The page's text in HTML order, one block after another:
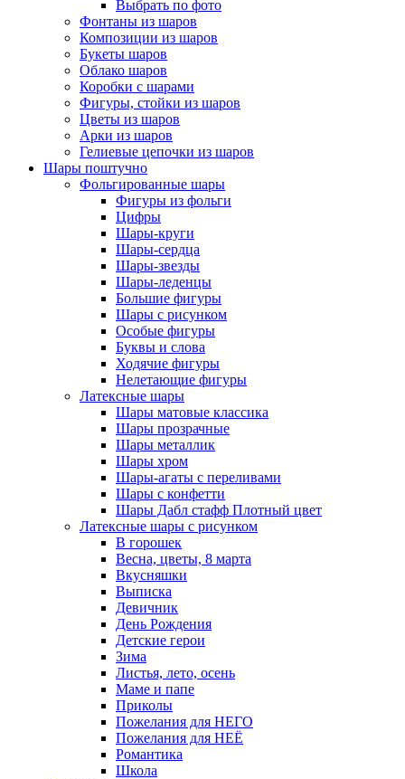
Выбрать по фото
Фонтаны из шаров
Композиции из шаров
Букеты шаров
Облако шаров
Коробки с шарами
Фигуры, стойки из шаров
Цветы из шаров
Арки из шаров
Гелиевые цепочки из шаров
Шары поштучно
Фольгированные шары
Фигуры из фольги
Цифры
Шары-круги
Шары-сердца
Шары-звезды
Шары-леденцы
Большие фигуры
Шары с рисунком
Особые фигуры
Буквы и слова
Ходячие фигуры
Нелетающие фигуры
Латексные шары
Шары матовые классика
Шары прозрачные
Шары металлик
Шары хром
Шары-агаты с переливами
Шары с конфетти
Шары Дабл стафф Плотный цвет
Латексные шары с рисунком
В горошек
Весна, цветы, 8 марта
Вкусняшки
Выписка
Девичник
День Рождения
Детские герои
Зима
Листья, лето, осень
Маме и папе
Приколы
Пожелания для НЕГО
Пожелания для НЕЁ
Романтика
Школа